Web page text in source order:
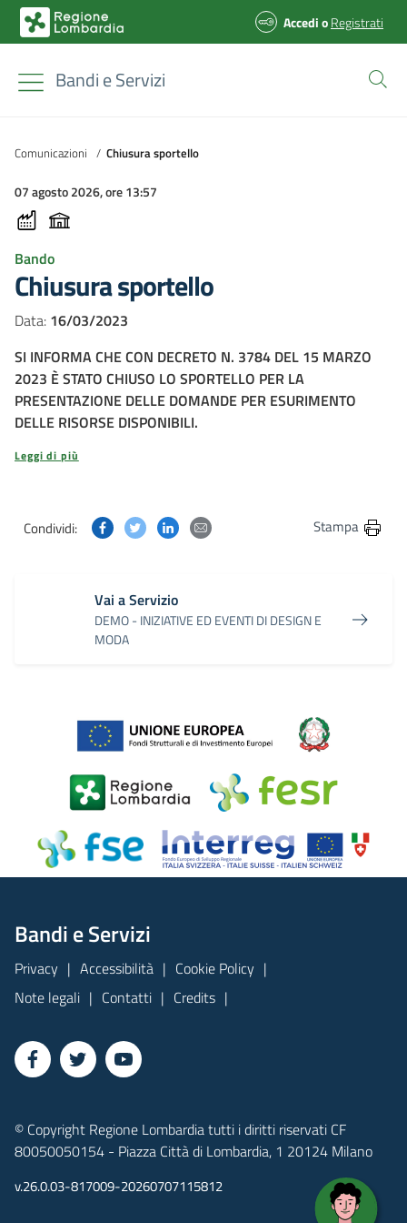
AccedioRegistrati
Bandi e Servizi
Comunicazioni / Chiusura sportello
07 agosto 2026, ore 13:57
Bando
Chiusura sportello
Data: 16/03/2023
SI INFORMA CHE CON DECRETO N. 3784 DEL 15 MARZO
2023 È STATO CHIUSO LO SPORTELLO PER LA
PRESENTAZIONE DELLE DOMANDE PER ESURIMENTO
DELLE RISORSE DISPONIBILI.
Leggi di più
Condividi: Condividi questa pagina su Facebook
Condividi questa pagina su Twitter
Condividi questa pagina su Linkedin
Condividi questa pagina via
Stampa
Vai a Servizio
DEMO - INIZIATIVE ED EVENTI DI DESIGN E
MODA
Bandi e Servizi
Privacy Accessibilità
Cookie Policy
Note legali
Contatti Credits
© Copyright Regione Lombardia tutti i diritti riservati CF
80050050154 - Piazza Città di Lombardia, 1 20124 Milano
v.26.0.03-817009-20260707115812